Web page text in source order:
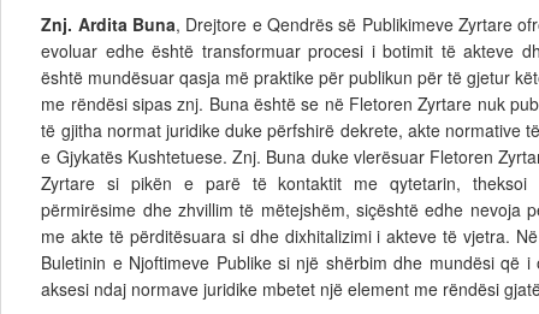
Znj. Ardita Buna, Drejtore e Qendrës së Publikimeve Zyrtare
evoluar edhe është transformuar procesi i botimit të akteve
është mundësuar qasja më praktike për publikun për të gjetur
me rëndësi sipas znj. Buna është se në Fletoren Zyrtare nuk
të gjitha normat juridike duke përfshirë dekrete, akte normative
e Gjykatës Kushtetuese. Znj. Buna duke vlerësuar Fletoren
Zyrtare si pikën e parë të kontaktit me qytetarin,
përmirësime dhe zhvillim të mëtejshëm, siçështë edhe nevoja
me akte të përditësuara si dhe dixhitalizimi i akteve të vjetra.
Buletinin e Njoftimeve Publike si një shërbim dhe mundësi që
aksesi ndaj normave juridike mbetet një element me rëndësi